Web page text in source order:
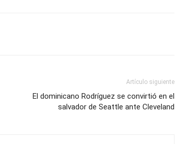
Artículo siguiente
El dominicano Rodríguez se convirtió en el
salvador de Seattle ante Cleveland